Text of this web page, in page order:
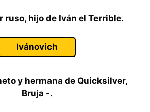
ruso, hijo de Iván el Terrible.
Ivánovich
y hermana de Quicksilver,
Bruja -.